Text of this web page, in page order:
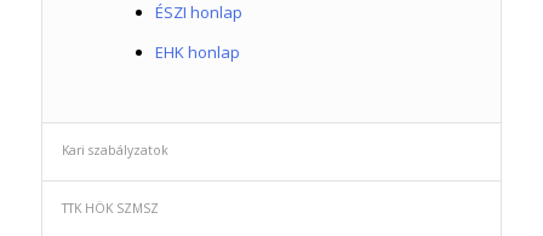
ÉSZI honlap
EHK honlap
Kari szabályzatok
TTK HÖK SZMSZ